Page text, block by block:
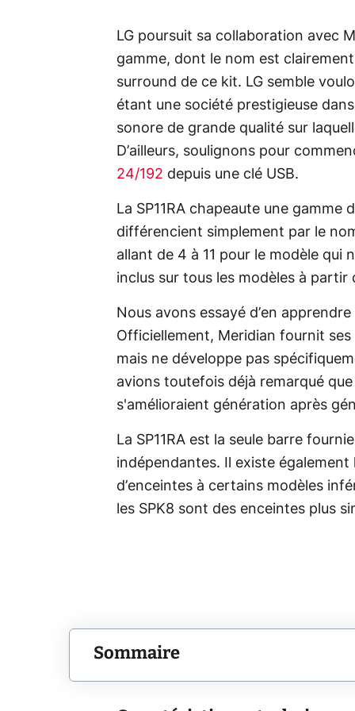
LG poursuit sa collaboration avec
gamme, dont le nom est
surround de ce kit. LG semble
étant une société prestigieuse
sonore de grande qualité sur
D’ailleurs, soulignons pour
24/192 depuis une clé USB.
La SP11RA chapeaute une gamme
différencient simplement par le
allant de 4 à 11 pour le modèle qui
inclus sur tous les modèles à partir
Nous avons essayé d’en
Officiellement, Meridian fournit
mais ne développe pas
avions toutefois déjà remarqué
s'amélioraient génération après
La SP11RA est la seule barre
indépendantes. Il existe
d’enceintes à certains modèles
les SPK8 sont des enceintes plus
Sommaire